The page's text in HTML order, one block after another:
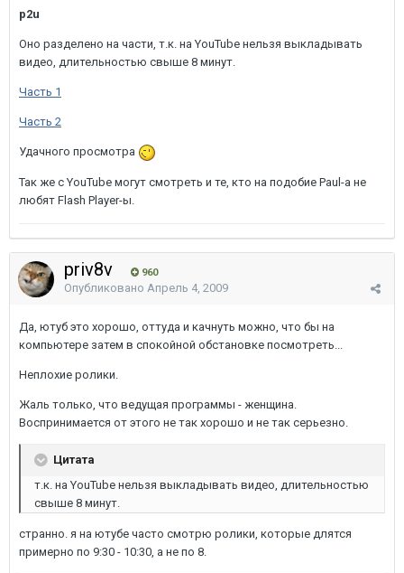
p2u
Оно разделено на части, т.к. на YouTube нельзя выкладывать
видео, длительностью свыше 8 минут.
Часть 1
Часть 2
Удачного просмотра
Так же с YouTube могут смотреть и те, кто на подобие Paul-а не
любят Flash Player-ы.
priv8v 960
Опубликовано Апрель 4, 2009
Да, ютуб это хорошо, оттуда и качнуть можно, что бы на
компьютере затем в спокойной обстановке посмотреть...
Неплохие ролики.
Жаль только, что ведущая программы - женщина.
Воспринимается от этого не так хорошо и не так серьезно.
Цитата
т.к. на YouTube нельзя выкладывать видео, длительностью
свыше 8 минут.
странно. я на ютубе часто смотрю ролики, которые длятся
примерно по 9:30 - 10:30, а не по 8.